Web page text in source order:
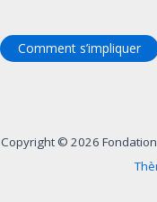
Comment s’impliquer
Copyright © 2026